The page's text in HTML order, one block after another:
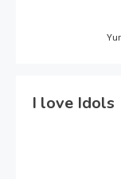
I love Idols